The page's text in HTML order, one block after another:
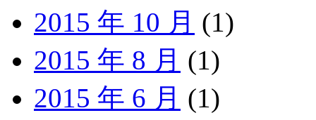
2015 年 10 月 (1)
2015 年 8 月 (1)
2015 年 6 月 (1)